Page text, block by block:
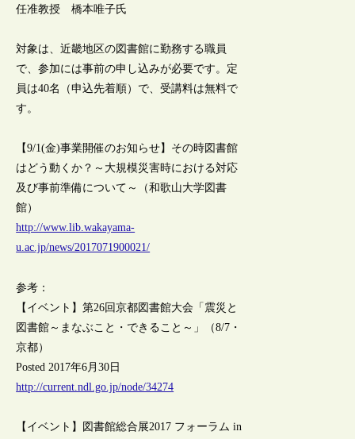
任准教授 橋本唯子氏
対象は、近畿地区の図書館に勤務する職員
で、参加には事前の申し込みが必要です。定
員は40名（申込先着順）で、受講料は無料で
す。
【9/1(金)事業開催のお知らせ】その時図書館
はどう動くか？～大規模災害時における対応
及び事前準備について～（和歌山大学図書
館）
http://www.lib.wakayama-
u.ac.jp/news/2017071900021/
参考：
【イベント】第26回京都図書館大会「震災と
図書館～まなぶこと・できること～」（8/7・
京都）
Posted 2017年6月30日
http://current.ndl.go.jp/node/34274
【イベント】図書館総合展2017 フォーラム in